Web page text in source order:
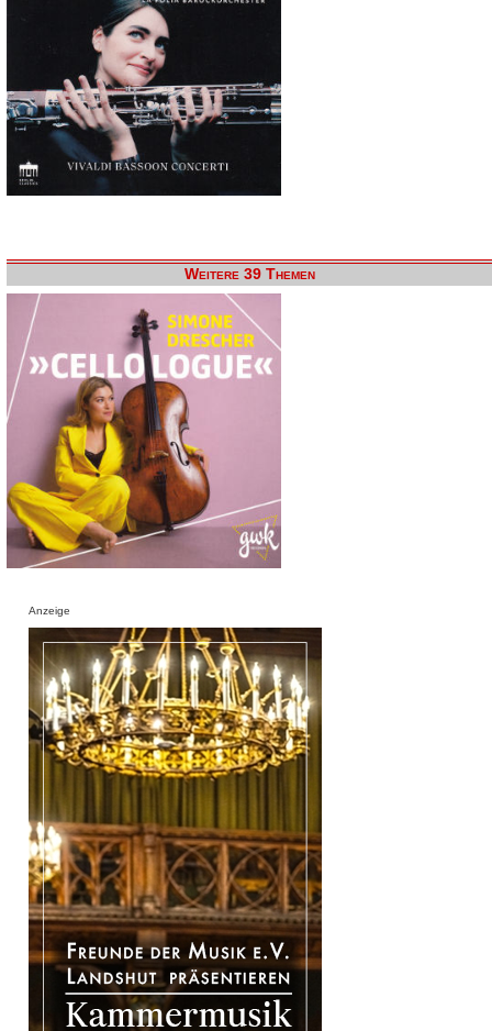
Weitere 39 Themen
Anzeige